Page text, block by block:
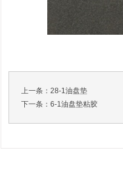
上一条： 28-1油盘垫
下一条： 6-1油盘垫粘胶